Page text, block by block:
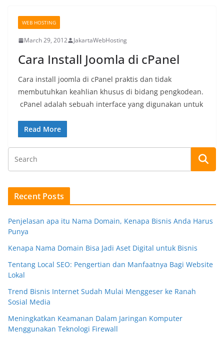
WEB HOSTING
March 29, 2012 JakartaWebHosting
Cara Install Joomla di cPanel
Cara install joomla di cPanel praktis dan tidak
membutuhkan keahlian khusus di bidang pengkodean.
cPanel adalah sebuah interface yang digunakan untuk
Read More
Recent Posts
Penjelasan apa itu Nama Domain, Kenapa Bisnis Anda Harus
Punya
Kenapa Nama Domain Bisa Jadi Aset Digital untuk Bisnis
Tentang Local SEO: Pengertian dan Manfaatnya Bagi Website
Lokal
Trend Bisnis Internet Sudah Mulai Menggeser ke Ranah
Sosial Media
Meningkatkan Keamanan Dalam Jaringan Komputer
Menggunakan Teknologi Firewall